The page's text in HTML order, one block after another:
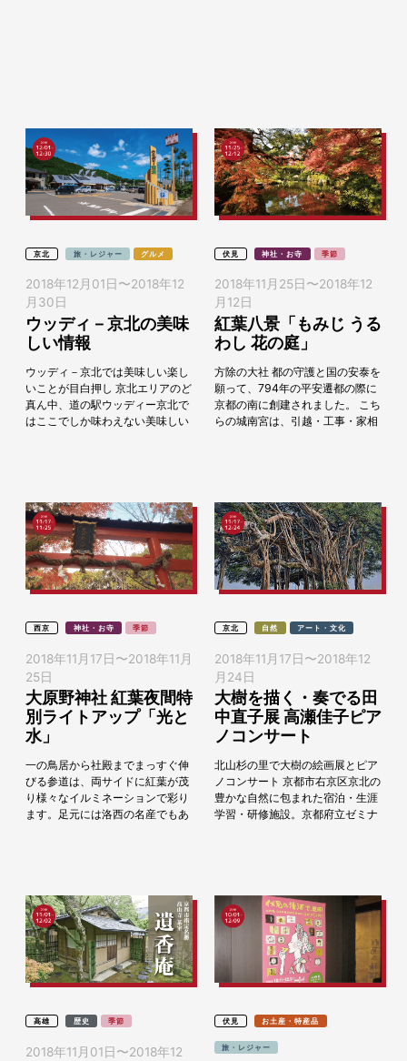
京北 旅・レジャー グルメ
2018年12月01日 〜2018年12
月30日
ウッディ－京北の美味
しい情報
ウッディ－京北では美味しい楽し
いことが目白押し 京北エリアのど
真ん中、道の駅ウッディー京北で
はここでしか味わえない美味しい
伏見 神社・お寺 季節
2018年11月25日 〜2018年12
月12日
紅葉八景「もみじ うる
わし 花の庭」
方除の大社 都の守護と国の安泰を
願って、794年の平安遷都の際に
京都の南に創建されました。 こち
らの城南宮は、引越・工事・家相
西京 神社・お寺 季節
2018年11月17日〜2018年11月
25日
大原野神社 紅葉夜間特
別ライトアップ「光と
水」
一の鳥居から社殿までまっすぐ伸
びる参道は、両サイドに紅葉が茂
り様々なイルミネーションで彩り
ます。足元には洛西の名産でもあ
京北 自然 アート・文化
2018年11月17日〜2018年12
月24日
大樹を描く・奏でる田
中直子展 高瀬佳子ピア
ノコンサート
北山杉の里で大樹の絵画展とピア
ノコンサート 京都市右京区京北の
豊かな自然に包まれた宿泊・生涯
学習・研修施設。京都府立ゼミナ
高雄 歴史 季節
2018年11月01日 〜2018年12
伏見 お土産・特産品
旅・レジャー